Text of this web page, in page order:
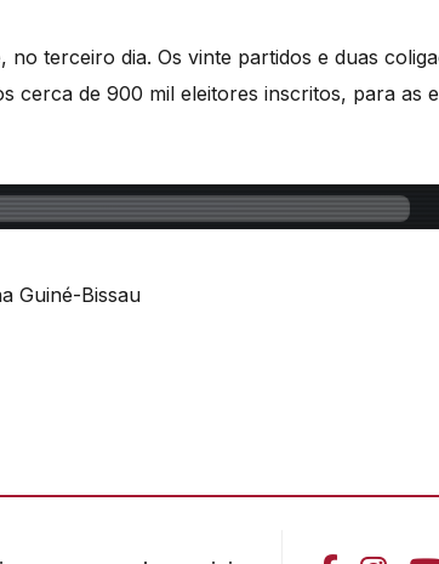
terceiro dia. Os vinte partidos e duas
de 900 mil eleitores inscritos, para as
Guiné-Bissau